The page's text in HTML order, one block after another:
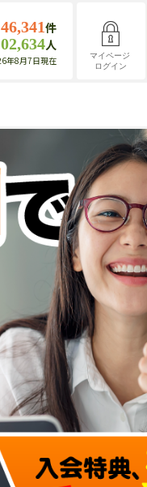
件
人
年8月7日現在
マイページ
ログイン